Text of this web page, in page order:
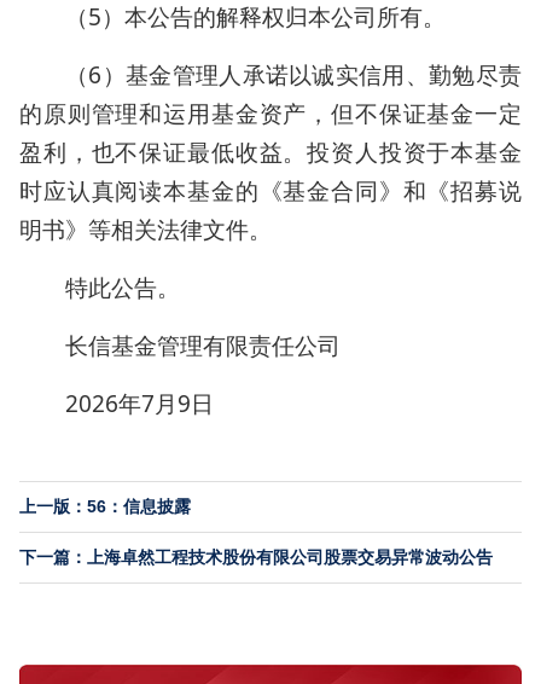
（5）本公告的解释权归本公司所有。
（6）基金管理人承诺以诚实信用、勤勉尽责
的原则管理和运用基金资产，但不保证基金一定
盈利，也不保证最低收益。投资人投资于本基金
时应认真阅读本基金的《基金合同》和《招募说
明书》等相关法律文件。
特此公告。
长信基金管理有限责任公司
2026年7月9日
上一版：56：信息披露
下一篇：上海卓然工程技术股份有限公司股票交易异常波动公告